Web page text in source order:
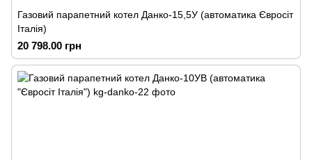
Газовий парапетний котел Данко-15,5У (автоматика Євросіт
Італія)
20 798.00 грн